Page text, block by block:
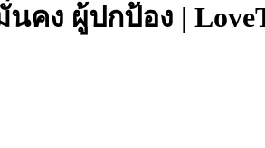
คง ผู้ปกป้อง |